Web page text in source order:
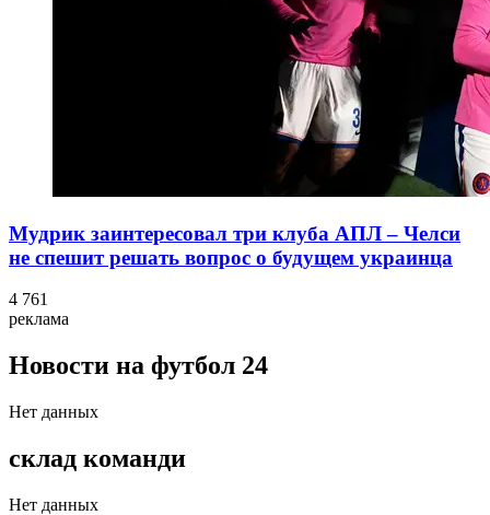
Мудрик заинтересовал три клуба АПЛ – Челси
не спешит решать вопрос о будущем украинца
4 761
реклама
Новости на футбол 24
Нет данных
склад команди
Нет данных